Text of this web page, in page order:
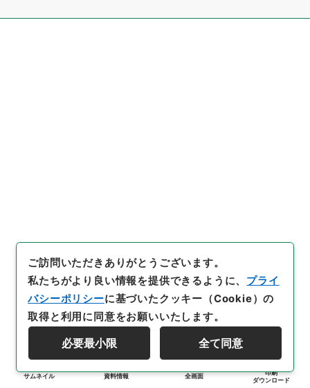
サムネイル 資料情報 全画面
印刷
ダウンロード
ご訪問いただきありがとうございます。
私たちがより良い情報を提供できるように、 プライ
バシーポリシーに基づいたクッキー（Cookie）の
取得と利用に同意をお願いいたします。
必要最小限 全て同意